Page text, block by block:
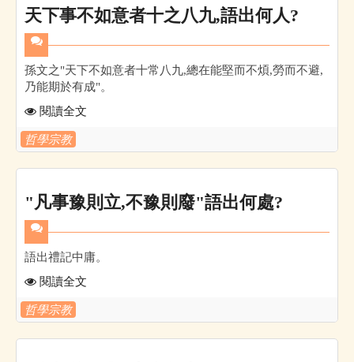
天下事不如意者十之八九,語出何人?
孫文之"天下不如意者十常八九,總在能堅而不煩,勞而不避,
乃能期於有成"。
閱讀全文
哲學宗教
"凡事豫則立,不豫則廢"語出何處?
語出禮記中庸。
閱讀全文
哲學宗教